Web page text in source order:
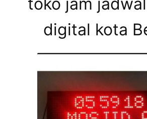
digital kota